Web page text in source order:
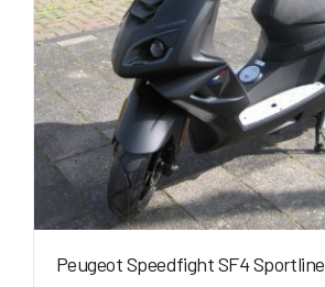
Peugeot Speedfight SF4 Sportline